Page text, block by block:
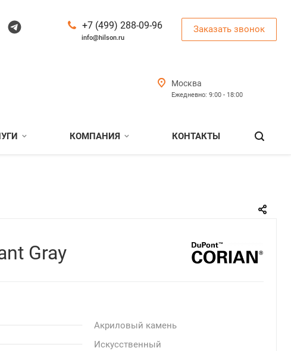
+7 (499) 288-09-96
info@hilson.ru
Заказать звонок
Москва
Ежедневно: 9:00 - 18:00
КОМПАНИЯ КОНТАКТЫ
Gray
Акриловый камень
Искусственный